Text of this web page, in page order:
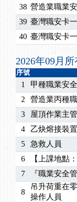
訓測驗
2025/01/15【
2026/07/15【
2026/07/08 【
2026/05/06【
2026/04/24【
2025/11/11【
2025/11/10【
2025/10/30【
2025/08/20【
2025/08/12【
2025/07/06【中
2025/06/06
2025/05/29【
2025/04/28 【
2025/01/21「
訓測驗
2025/01/15
38 營造業職業
39 臺灣職安卡
40 臺灣職安卡
2026年09月
序號
1
甲種職業安
2
營造業丙種
3
屋頂作業主管
4
乙炔熔接裝
5
急救人員
6
【上課地點
7
『職業安全
8
吊升荷重在
操作人員